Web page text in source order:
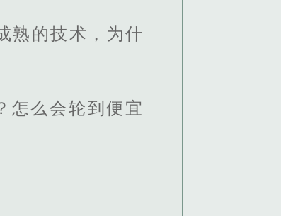
熟的技术，为什
怎么会轮到便宜